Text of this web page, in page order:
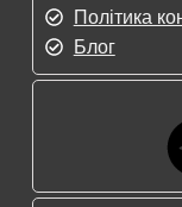
Політика
Блог